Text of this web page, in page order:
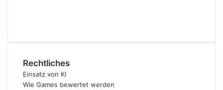
Rechtliches
Einsatz von KI
Wie Games bewertet werden